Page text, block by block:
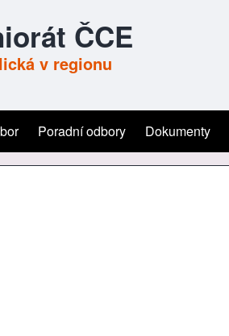
ČCE
v regionu
Poradní odbory Dokumenty